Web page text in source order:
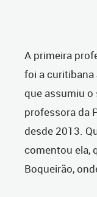
A primeira
foi a curitibana
que assumiu
professora da
desde 2013.
comentou ela,
Boqueirão,